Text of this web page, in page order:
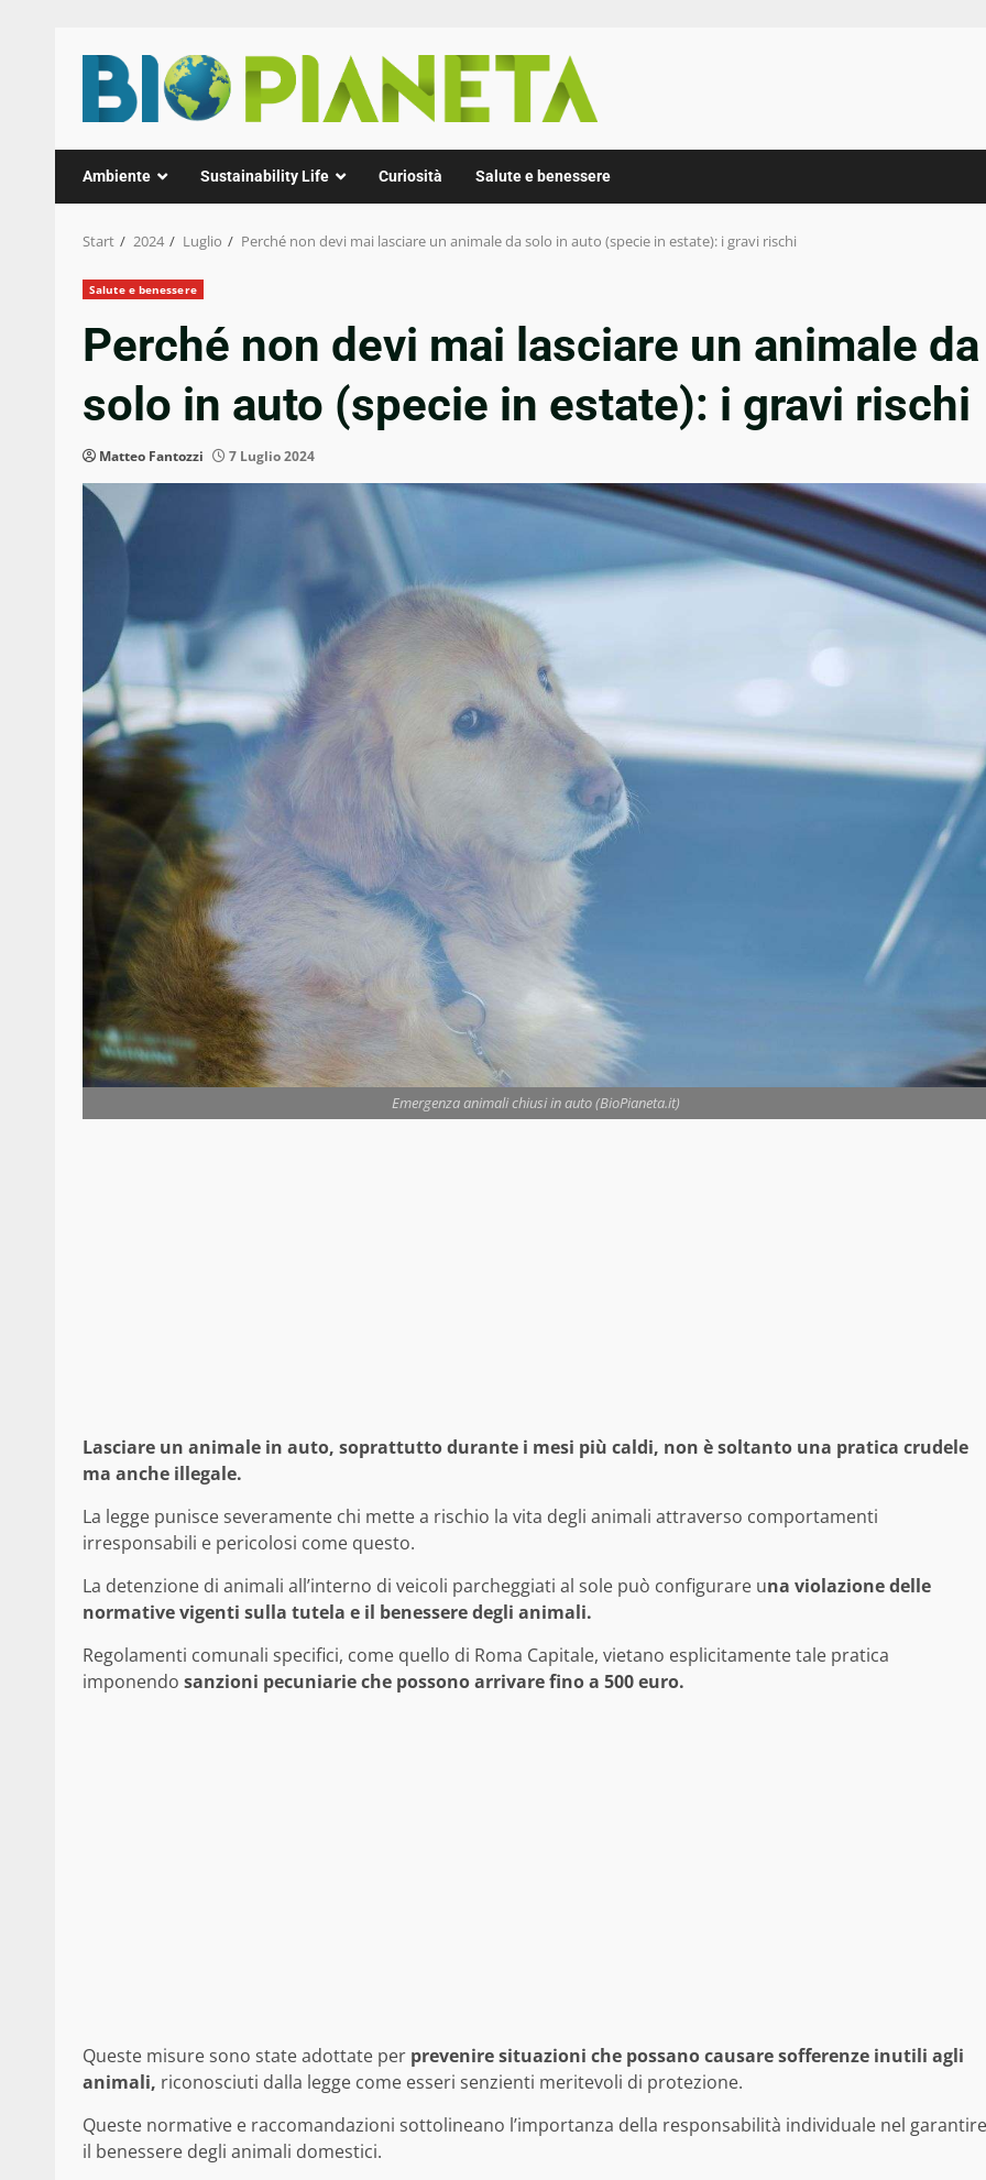
Inhalt
springen
Ambiente Sustainability Life Curiosità Salute e benessere
Start 2024 Luglio Perché non devi mai lasciare un animale da solo in auto (specie in estate): i gravi rischi
Salute e benessere
Perché non devi mai lasciare un animale da
solo in auto (specie in estate): i gravi rischi
Matteo Fantozzi 7 Luglio 2024
Emergenza animali chiusi in auto (BioPianeta.it)
Lasciare un animale in auto, soprattutto durante i mesi più caldi, non è soltanto una pratica crudele
ma anche illegale.
La legge punisce severamente chi mette a rischio la vita degli animali attraverso comportamenti
irresponsabili e pericolosi come questo.
La detenzione di animali all’interno di veicoli parcheggiati al sole può configurare una violazione delle
normative vigenti sulla tutela e il benessere degli animali.
Regolamenti comunali specifici, come quello di Roma Capitale, vietano esplicitamente tale pratica
imponendo sanzioni pecuniarie che possono arrivare fino a 500 euro.
Queste misure sono state adottate per prevenire situazioni che possano causare sofferenze inutili agli
animali, riconosciuti dalla legge come esseri senzienti meritevoli di protezione.
Queste normative e raccomandazioni sottolineano l’importanza della responsabilità individuale nel garantire
il benessere degli animali domestici.